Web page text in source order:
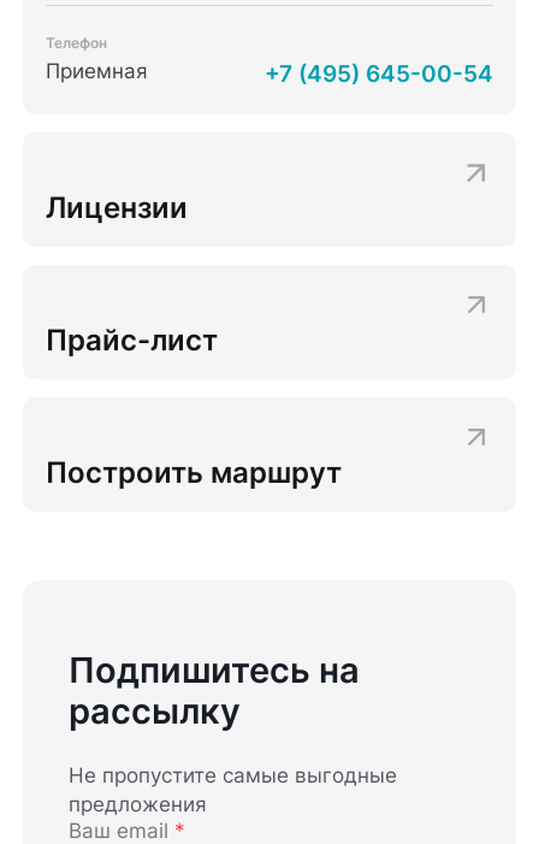
Телефон
Приемная +7 (495) 645-00-54
Лицензии
Прайс-лист
Построить маршрут
Подпишитесь на
рассылку
Не пропустите самые выгодные
предложения
Ваш email *